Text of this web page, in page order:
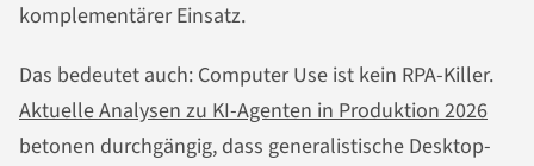
komplementärer Einsatz.
Das bedeutet auch: Computer Use ist kein RPA-Killer.
Aktuelle Analysen zu KI-Agenten in Produktion 2026
betonen durchgängig, dass generalistische Desktop-